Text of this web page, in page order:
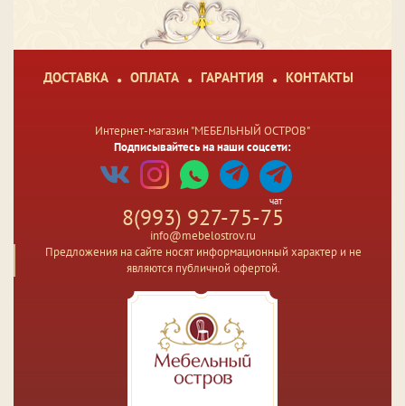
ДОСТАВКА ОПЛАТА ГАРАНТИЯ КОНТАКТЫ
Интернет-магазин "МЕБЕЛЬНЫЙ ОСТРОВ"
Подписывайтесь на наши соцсети:
чат
8(993) 927-75-75
info@mebelostrov.ru
Предложения на сайте носят информационный характер и не
являются публичной офертой.